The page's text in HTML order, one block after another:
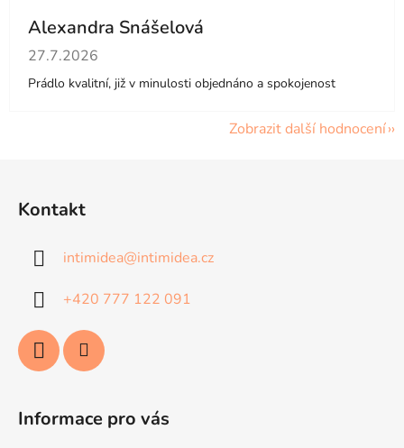
Alexandra Snášelová
Hodnocení obchodu je 5 z 5 hvězdiček.
27.7.2026
Prádlo kvalitní, již v minulosti objednáno a spokojenost
Zobrazit další hodnocení
Kontakt
intimidea@intimidea.cz
+420 777 122 091
Informace pro vás